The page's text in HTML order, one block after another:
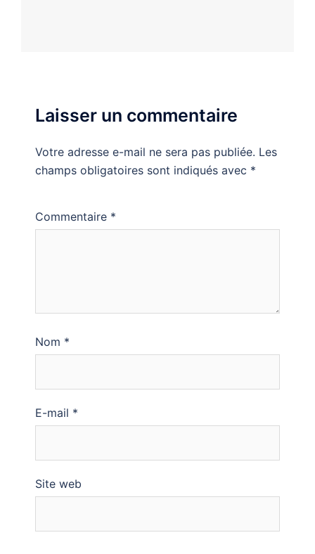
Laisser un commentaire
Votre adresse e-mail ne sera pas publiée. Les
champs obligatoires sont indiqués avec *
Commentaire *
Nom *
E-mail *
Site web